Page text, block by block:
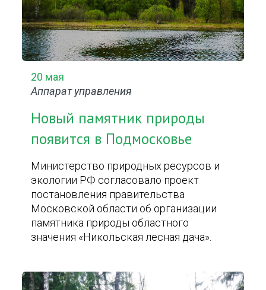
20 мая
Аппарат управления
Новый памятник природы
появится в Подмосковье
Министерство природных ресурсов и
экологии РФ согласовало проект
постановления правительства
Московской области об организации
памятника природы областного
значения «Никольская лесная дача».